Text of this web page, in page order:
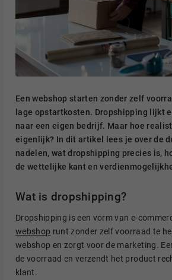
Een webshop starten zonder zelf
lage opstartkosten. Dropshipping lijkt
naar een eigen bedrijf. Maar hoe
eigenlijk? In dit artikel lees je over de
nadelen, wat dropshipping precies is,
de wettelijke kant en
Wat is dropshipping?
Dropshipping is een vorm van e-
webshop runt zonder zelf voorraad te
webshop en zorgt voor de marketing.
de voorraad en verzendt het product
klant.